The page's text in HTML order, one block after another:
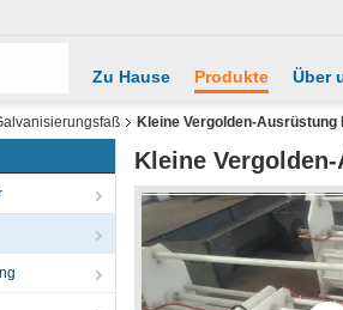
Zu Hause Produkte Über
Kleine Vergolden-
Kleine